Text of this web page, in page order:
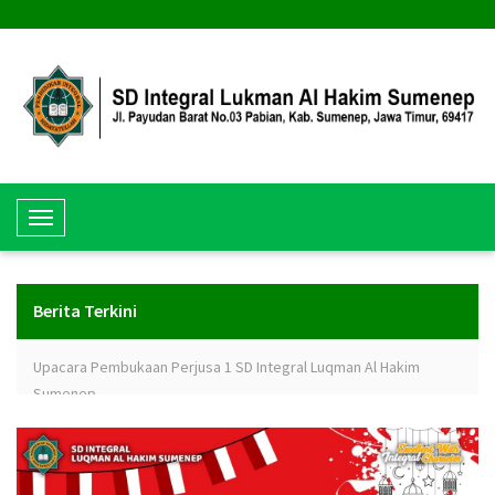
T
o
g
N
v
i
Berita Terkini
Upacara Pembukaan Perjusa 1 SD Integral Luqman Al Hakim
Sumenep
SD Integral Luqman Al Hakim Sumenep Borong Medali dalam
HiFest Jatim